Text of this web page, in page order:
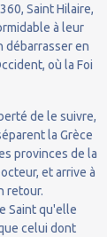
Saint Hilaire,
à leur
débarrasser en
où la Foi
de le suivre,
la Grèce
provinces de la
et arrive à
retour.
Saint qu'elle
celui dont